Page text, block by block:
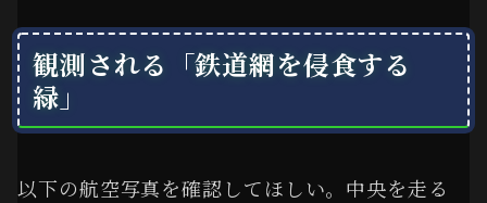
観測される「鉄道網を侵食する
緑」
以下の航空写真を確認してほしい。中央を走る